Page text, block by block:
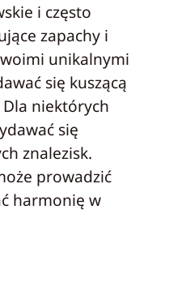
i często
zapachy i
unikalnymi
się kuszącą
niektórych
się
znalezisk.
prowadzić
harmonię w